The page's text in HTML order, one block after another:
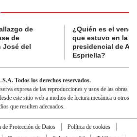
de
de
José del
¿Quién es el
que estuvo en la
presidencial de
Espriella?
Todos los derechos reservados.
expresa de las reproducciones y usos de las obras
este sitio web a medios de lectura mecánica u otros
que resulten adecuados.
de Protección de Datos
Política de cookies